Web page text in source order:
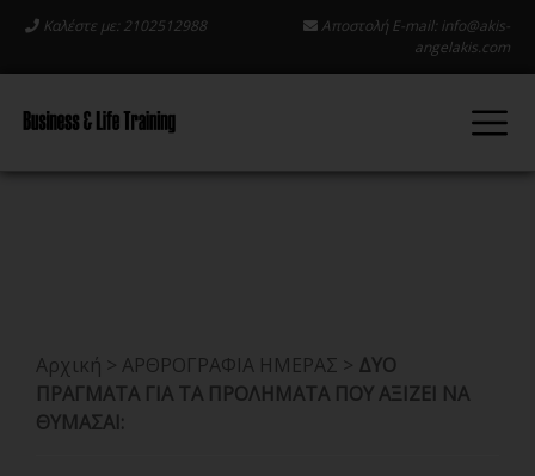
Καλέστε με: 2102512988 Αποστολή E-mail: info@akis-
angelakis.com
Αρχική > ΑΡΘΡΟΓΡΑΦΙΑ ΗΜΕΡΑΣ > ΔΥΟ
ΠΡΑΓΜΑΤΑ ΓΙΑ ΤΑ ΠΡΟΛΗΜΑΤΑ ΠΟΥ ΑΞΙΖΕΙ ΝΑ
ΘΥΜΑΣΑΙ: